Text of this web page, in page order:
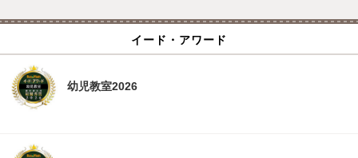
イード・アワード
幼児教室2026